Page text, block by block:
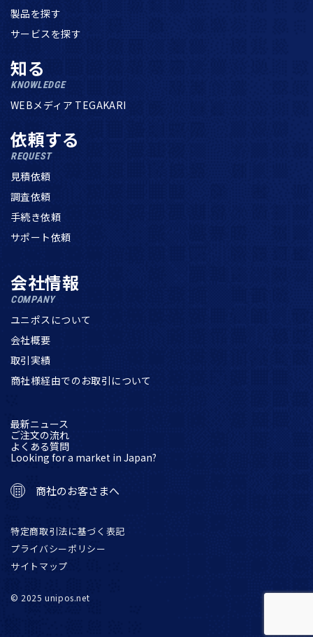
製品を探す
サービスを探す
知る
KNOWLEDGE
WEBメディア TEGAKARI
依頼する
REQUEST
見積依頼
調査依頼
手続き依頼
サポート依頼
会社情報
COMPANY
ユニポスについて
会社概要
取引実績
商社様経由でのお取引について
最新ニュース
ご注文の流れ
よくある質問
Looking for a market in Japan?
商社のお客さまへ
© 2025 unipos.net
特定商取引法に基づく表記
プライバシーポリシー
サイトマップ